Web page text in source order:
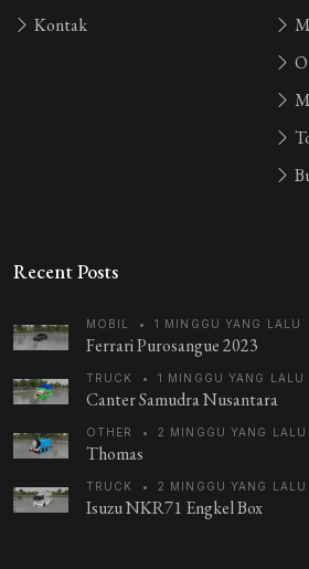
Kontak
Recent Posts
MOBIL • 1 MINGGU YANG LALU
Ferrari Purosangue 2023
TRUCK • 1 MINGGU YANG LALU
Canter Samudra Nusantara
OTHER • 2 MINGGU YANG LALU
Thomas
TRUCK • 2 MINGGU YANG LALU
Isuzu NKR71 Engkel Box